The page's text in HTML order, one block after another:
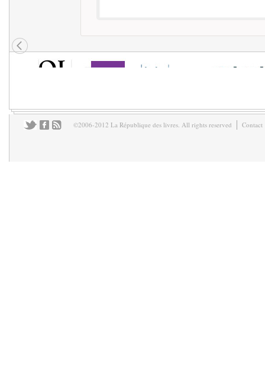
©2006-2012 La République des livres. All rights reserved Contact